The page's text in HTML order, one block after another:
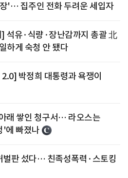
'… 집주인 전화 두려운 세입자
석유·식량·장난감까지 총괄 北
하게 숙청 안 됐다
박정희 대통령과 욕쟁이
래 쌓인 청구서… 라오스는
'에 빠졌나
벌판 섰다… 친족성폭력·스토킹